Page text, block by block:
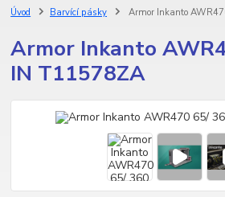
Úvod Barvící pásky Armor Inkanto
Armor Inkanto
IN T11578ZA